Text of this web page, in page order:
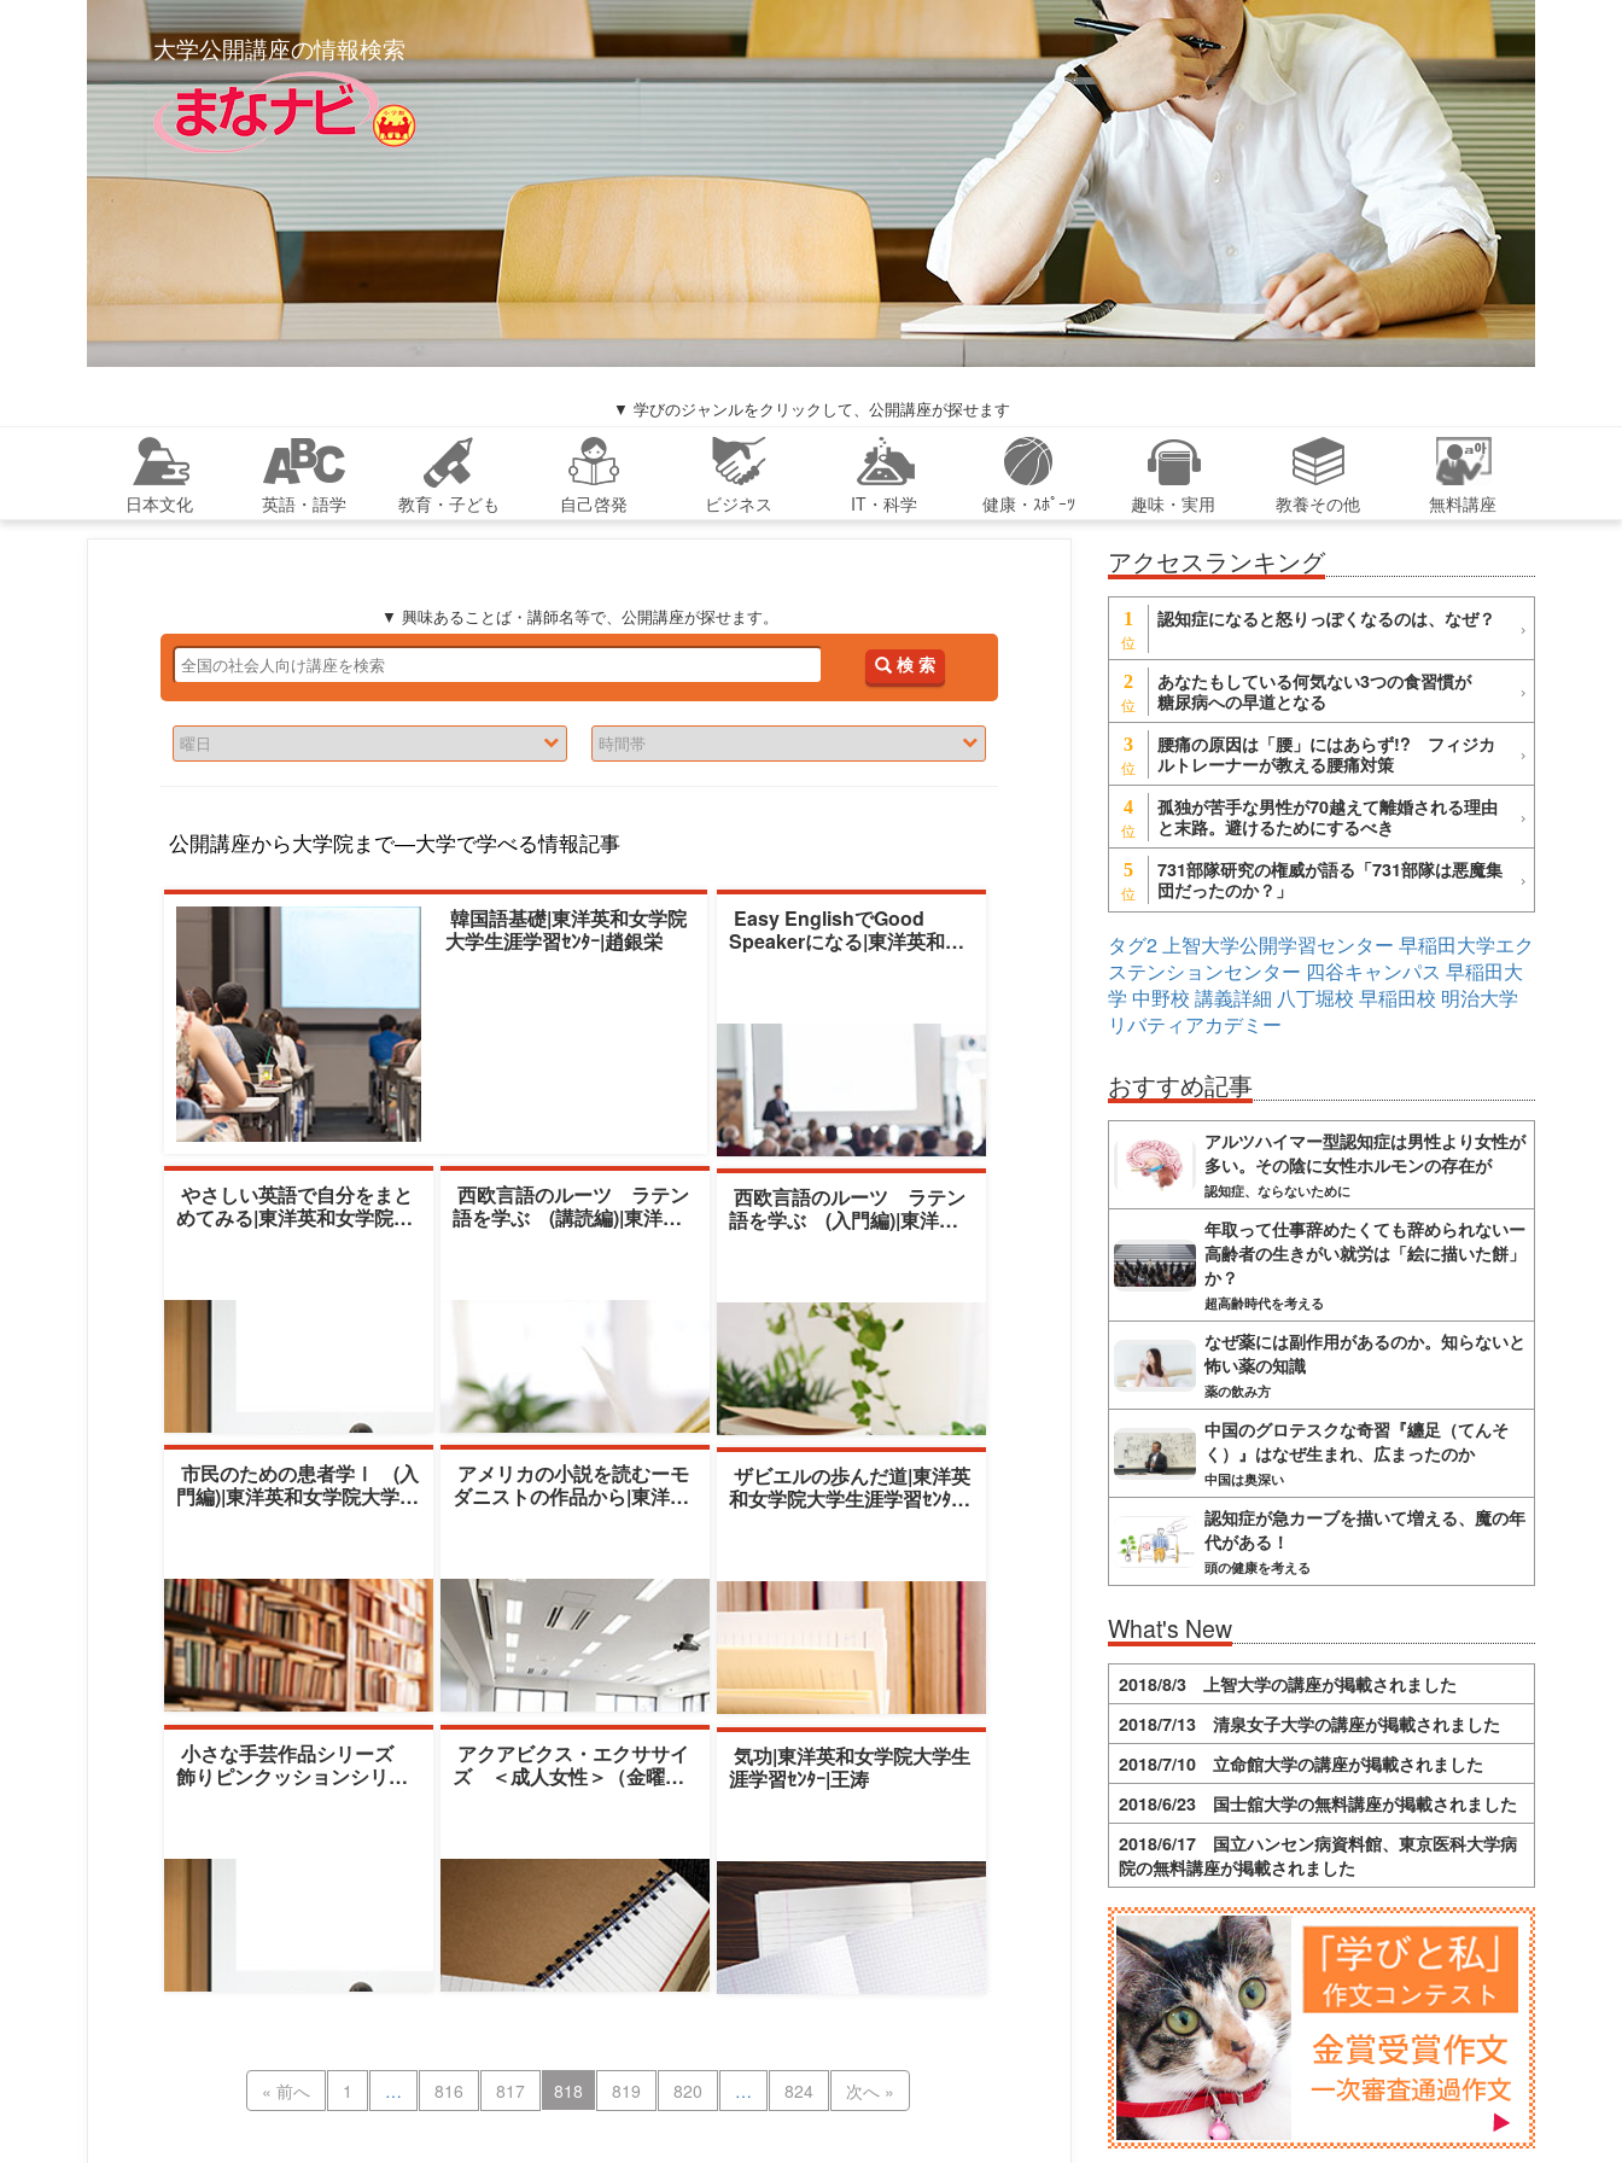
大学公開講座の情報検索
▼ 学びのジャンルをクリックして、公開講座が探せます
日本文化 英語・語学 教育・子ども 自己啓発 ビジネス IT・科学 健康・ｽﾎﾟｰﾂ 趣味・実用 教養その他 無料講座
▼ 興味あることば・講師名等で、公開講座が探せます。
検 索
公開講座から大学院まで―大学で学べる情報記事
韓国語基礎|東洋英和女学院
大学生涯学習ｾﾝﾀｰ|趙銀栄
Easy EnglishでGood
Speakerになる|東洋英和女
やさしい英語で自分をまと
めてみる|東洋英和女学院大
西欧言語のルーツ ラテン
語を学ぶ (講読編)|東洋英
西欧言語のルーツ ラテン
語を学ぶ (入門編)|東洋英
市民のための患者学Ⅰ (入
門編)|東洋英和女学院大学生
アメリカの小説を読むーモ
ダニストの作品から|東洋英
ザビエルの歩んだ道|東洋英
和女学院大学生涯学習ｾﾝﾀｰ|
小さな手芸作品シリーズ
飾りピンクッションシリー
アクアビクス・エクササイ
ズ ＜成人女性＞（金曜ク
気功|東洋英和女学院大学生
涯学習ｾﾝﾀｰ|王涛
« 前へ 1 … 816 817 818 819 820 … 824 次へ »
アクセスランキング
1 認知症になると怒りっぽくなるのは、なぜ？
2
あなたもしている何気ない3つの食習慣が
糖尿病への早道となる
3
腰痛の原因は「腰」にはあらず!? フィジカ
ルトレーナーが教える腰痛対策
4
孤独が苦手な男性が70越えて離婚される理由
と末路。避けるためにするべき
5
731部隊研究の権威が語る「731部隊は悪魔集
団だったのか？」
タグ2上智大学公開学習センター 早稲田大学エク
ステンションセンター 四谷キャンパス 早稲田大
学 中野校 講義詳細 八丁堀校 早稲田校 明治大学
リバティアカデミー
おすすめ記事
アルツハイマー型認知症は男性より女性が
多い。その陰に女性ホルモンの存在が
認知症、ならないために
年取って仕事辞めたくても辞められないー
高齢者の生きがい就労は「絵に描いた餅」
か？
超高齢時代を考える
なぜ薬には副作用があるのか。知らないと
怖い薬の知識
薬の飲み方
中国のグロテスクな奇習『纏足（てんそ
く）』はなぜ生まれ、広まったのか
中国は奥深い
認知症が急カーブを描いて増える、魔の年
代がある！
頭の健康を考える
What's New
2018/8/3 上智大学の講座が掲載されました
2018/7/13 清泉女子大学の講座が掲載されました
2018/7/10 立命館大学の講座が掲載されました
2018/6/23 国士舘大学の無料講座が掲載されました
2018/6/17 国立ハンセン病資料館、東京医科大学病
院の無料講座が掲載されました